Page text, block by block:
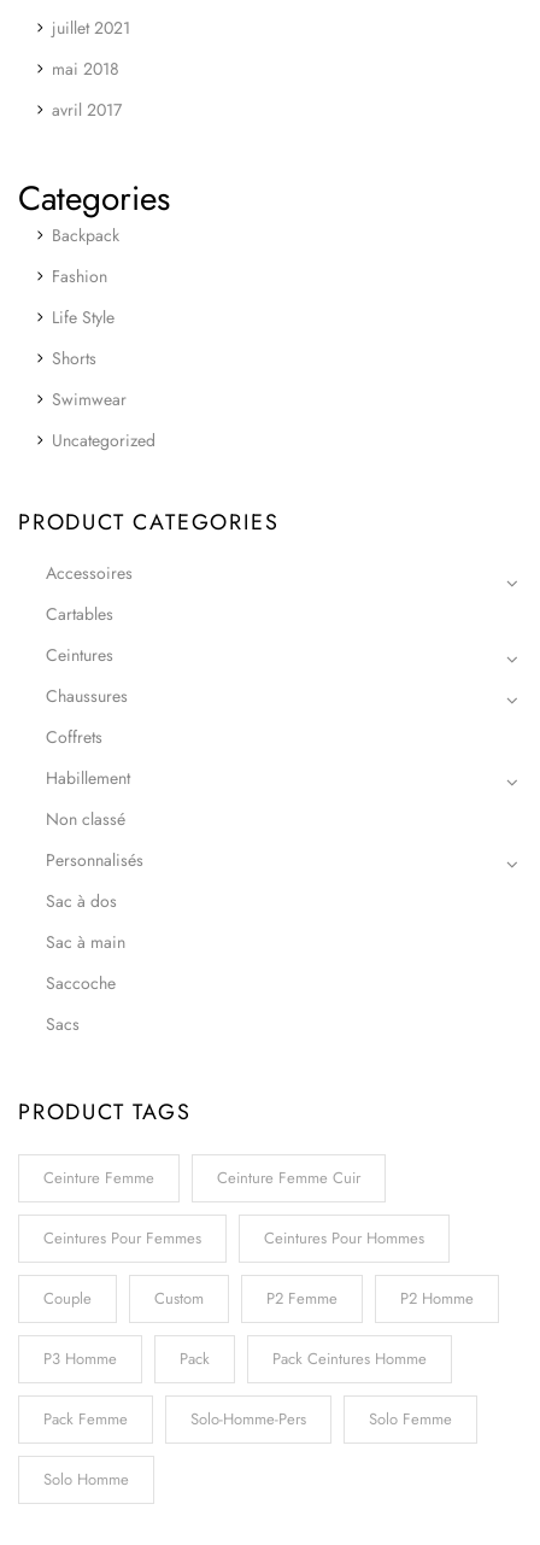
juillet 2021
mai 2018
avril 2017
Categories
Backpack
Fashion
Life Style
Shorts
Swimwear
Uncategorized
PRODUCT CATEGORIES
Accessoires
Cartables
Ceintures
Chaussures
Coffrets
Habillement
Non classé
Personnalisés
Sac à dos
Sac à main
Saccoche
Sacs
PRODUCT TAGS
Ceinture Femme Ceinture Femme Cuir
Ceintures Pour Femmes Ceintures Pour Hommes
Couple Custom P2 Femme P2 Homme
P3 Homme Pack Pack Ceintures Homme
Pack Femme Solo-Homme-Pers Solo Femme
Solo Homme